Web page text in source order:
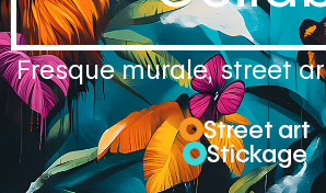
Fresque murale, street
Street art
Stickage